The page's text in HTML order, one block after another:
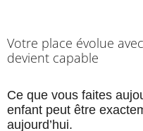
Votre place évolue
devient capable
Ce que vous faites
enfant peut être
aujourd’hui.